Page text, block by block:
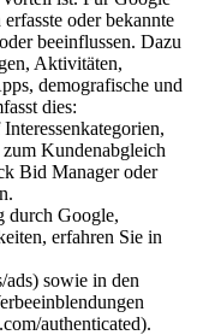
oder bekannte
beeinflussen. Dazu
Aktivitäten,
demografische und
dies:
Kundenabgleich
Bid Manager oder
durch Google,
erfahren Sie in
sowie in den
authenticated).